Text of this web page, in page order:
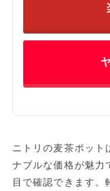
ニトリの麦茶ポッ
ナブルな価格が魅力
目で確認できます。